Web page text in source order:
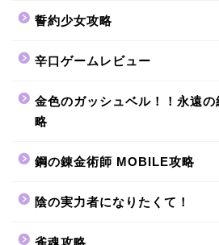
誓約少女攻略
辛口ゲームレビュー
金色のガッシュベル！！永遠
略
鋼の錬金術師 MOBILE攻略
陰の実力者になりたくて！